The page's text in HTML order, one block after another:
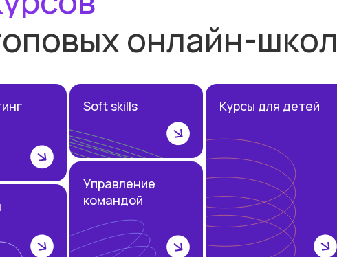
онлайн-школ
Soft skills Курсы для детей
Управление
командой